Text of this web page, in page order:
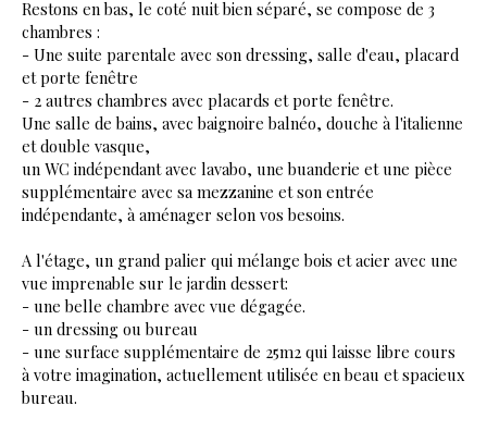
Restons en bas, le coté nuit bien séparé, se compose de 3
chambres :
- Une suite parentale avec son dressing, salle d'eau, placard
et porte fenêtre
- 2 autres chambres avec placards et porte fenêtre.
Une salle de bains, avec baignoire balnéo, douche à l'italienne
et double vasque,
un WC indépendant avec lavabo, une buanderie et une pièce
supplémentaire avec sa mezzanine et son entrée
indépendante, à aménager selon vos besoins.
A l'étage, un grand palier qui mélange bois et acier avec une
vue imprenable sur le jardin dessert:
- une belle chambre avec vue dégagée.
- un dressing ou bureau
- une surface supplémentaire de 25m2 qui laisse libre cours
à votre imagination, actuellement utilisée en beau et spacieux
bureau.